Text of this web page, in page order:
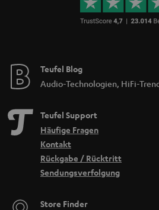
Teufel Blog
Audio-Technologien, HiFi-
Teufel Support
Häufige Fragen
Kontakt
Rückgabe / Rücktritt
Sendungsverfolgung
Store Finder